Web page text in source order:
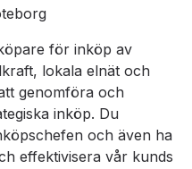
för inköp av
lokala elnät och
genomföra och
inköp. Du
och även ha
effektivisera vår kunds